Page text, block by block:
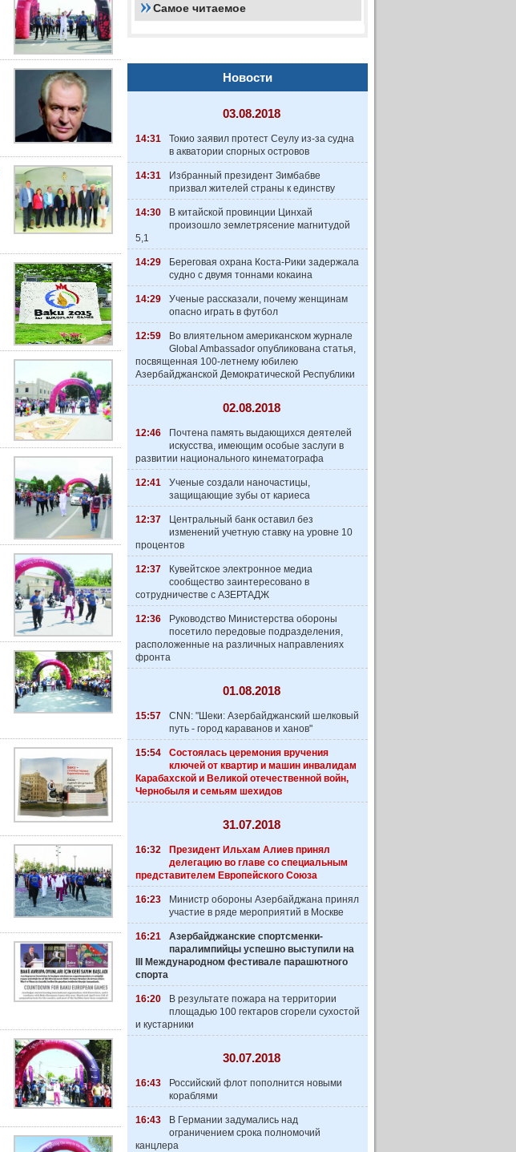
Самое читаемое
Новости
03.08.2018
14:31
Токио заявил протест Сеулу из-за судна
в акватории спорных островов
14:31
Избранный президент Зимбабве
призвал жителей страны к единству
14:30
В китайской провинции Цинхай
произошло землетрясение магнитудой
5,1
14:29
Береговая охрана Коста-Рики задержала
судно с двумя тоннами кокаина
14:29
Ученые рассказали, почему женщинам
опасно играть в футбол
12:59
Во влиятельном американском журнале
Global Ambassador опубликована статья,
посвященная 100-летнему юбилею
Азербайджанской Демократической Республики
02.08.2018
12:46
Почтена память выдающихся деятелей
искусства, имеющим особые заслуги в
развитии национального кинематографа
12:41
Ученые создали наночастицы,
защищающие зубы от кариеса
12:37
Центральный банк оставил без
изменений учетную ставку на уровне 10
процентов
12:37
Кувейтское электронное медиа
сообщество заинтеpесовано в
сотрудничестве с АЗЕРТАДЖ
12:36
Руководство Министерства обороны
посетило передовые подразделения,
расположенные на различных направлениях
фронта
01.08.2018
15:57
CNN: "Шеки: Азербайджанский шелковый
путь - город караванов и ханов"
15:54
Состоялась церемония вручения
ключей от квартир и машин инвалидам
Карабахской и Великой отечественной войн,
Чернобыля и семьям шехидов
31.07.2018
16:32
Президент Ильхам Алиев принял
делегацию во главе со специальным
представителем Европейского Союза
16:23
Министр обороны Азербайджана принял
участие в ряде мероприятий в Москве
16:21
Азербайджанские спортсменки-
паралимпийцы успешно выступили на
III Международном фестивале парашютного
спорта
16:20
В результате пожара на территории
площадью 100 гектаров сгорели сухостой
и кустарники
30.07.2018
16:43
Российский флот пополнится новыми
кораблями
16:43
В Германии задумались над
ограничением срока полномочий
канцлера